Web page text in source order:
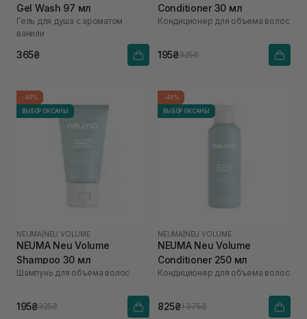
Gel Wash 97 мл
Гель для душа с ароматом
ванили
365₴
Conditioner 30 мл
Кондиционер для объема волос
195₴325₴
-40%
ВЫБОР ОКСАНЫ
NEUMA NEU VOLUME
NEUMA Neu Volume
Shampoo 30 мл
Шампунь для объема волос
195₴325₴
-40%
ВЫБОР ОКСАНЫ
NEUMA NEU VOLUME
NEUMA Neu Volume
Conditioner 250 мл
Кондиционер для объема волос
825₴1 375₴